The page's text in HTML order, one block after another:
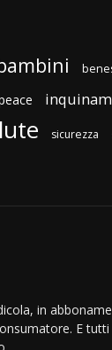
sicurezza
in
E tutti